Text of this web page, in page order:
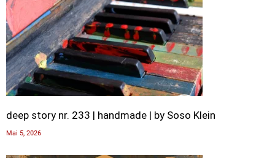
deep story nr. 233 | handmade | by Soso Klein
Mai 5, 2026